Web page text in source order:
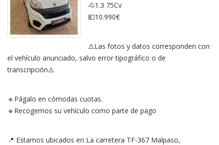
🐴1.3 75Cv
💶10.990€
⚠️Las fotos y datos corresponden con
el vehículo anunciado, salvo error tipográfico o de
transcripción⚠️
🔹Págalo en cómodas cuotas.
🔹Recogemos su vehículo como parte de pago
📍 Estamos ubicados en La carretera TF-367 Malpaso,